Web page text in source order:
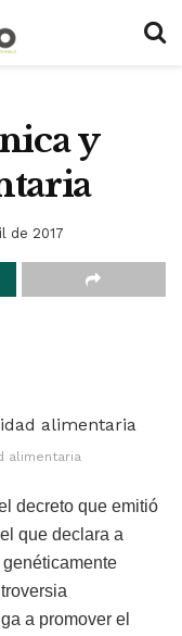
y
de 2017
alimentaria
decreto que emitió
que declara a
a promover el